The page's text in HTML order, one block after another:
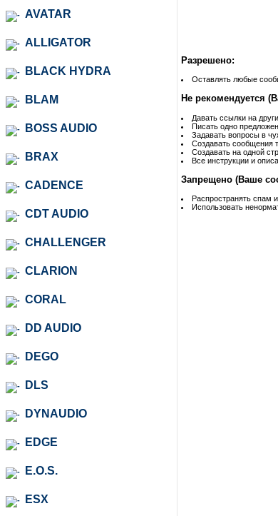
AVATAR
ALLIGATOR
BLACK HYDRA
BLAM
BOSS AUDIO
BRAX
CADENCE
CDT AUDIO
CHALLENGER
CLARION
CORAL
DD AUDIO
DEGO
DLS
DYNAUDIO
EDGE
E.O.S.
ESX
Разрешено:
Оставлять любые
Не рекомендуется
Давать ссылки на
Писать одно
Задавать вопросы в
Создавать сообщения
Создавать на одной
Все инструкции и
Запрещено (Ваше
Распространять спам
Использовать